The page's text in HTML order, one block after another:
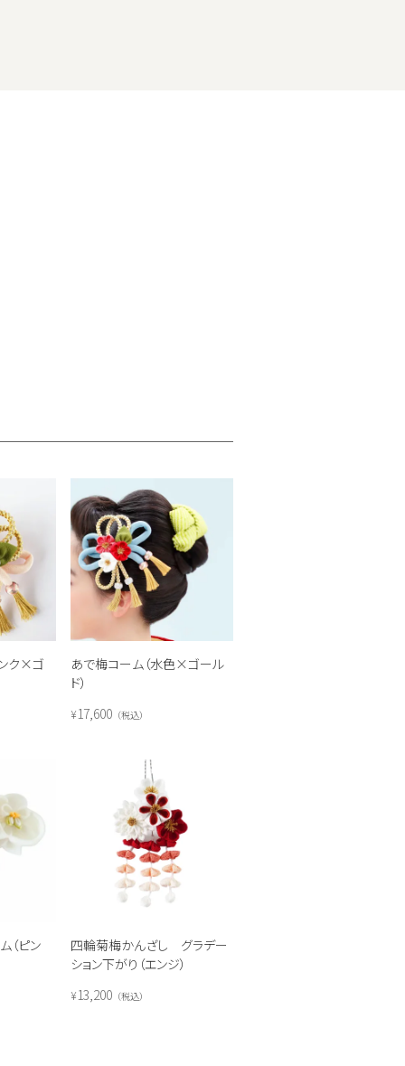
ク×ゴ
あで梅コーム（水色×ゴール
ド）
¥17,600 税込
（ピン
四輪菊梅かんざし グラデー
ション下がり（エンジ）
¥13,200 税込